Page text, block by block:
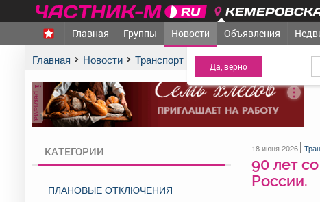
МЕЖДУРЕЧЕНСК - Ваш
Главная Группы Новости Объявления
Главная Новости Транспорт и дороги 90 лет со дня
реклама
КАТЕГОРИИ
ПЛАНОВЫЕ ОТКЛЮЧЕНИЯ
18 июня 2026
90 лет
России.